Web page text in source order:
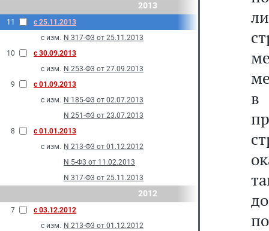
2013
11
с 25.11.2013
с изм. N 317-Ф3 от 25.11.2013
10
с 30.09.2013
с изм. N 253-Ф3 от 27.09.2013
9
с 01.09.2013
с изм. N 185-Ф3 от 02.07.2013
N 251-Ф3 от 23.07.2013
8
с 01.01.2013
с изм. N 213-Ф3 от 01.12.2012
N 5-Ф3 от 11.02.2013
N 317-Ф3 от 25.11.2013
2012
7
с 03.12.2012
с изм. N 213-Ф3 от 01.12.2012
в